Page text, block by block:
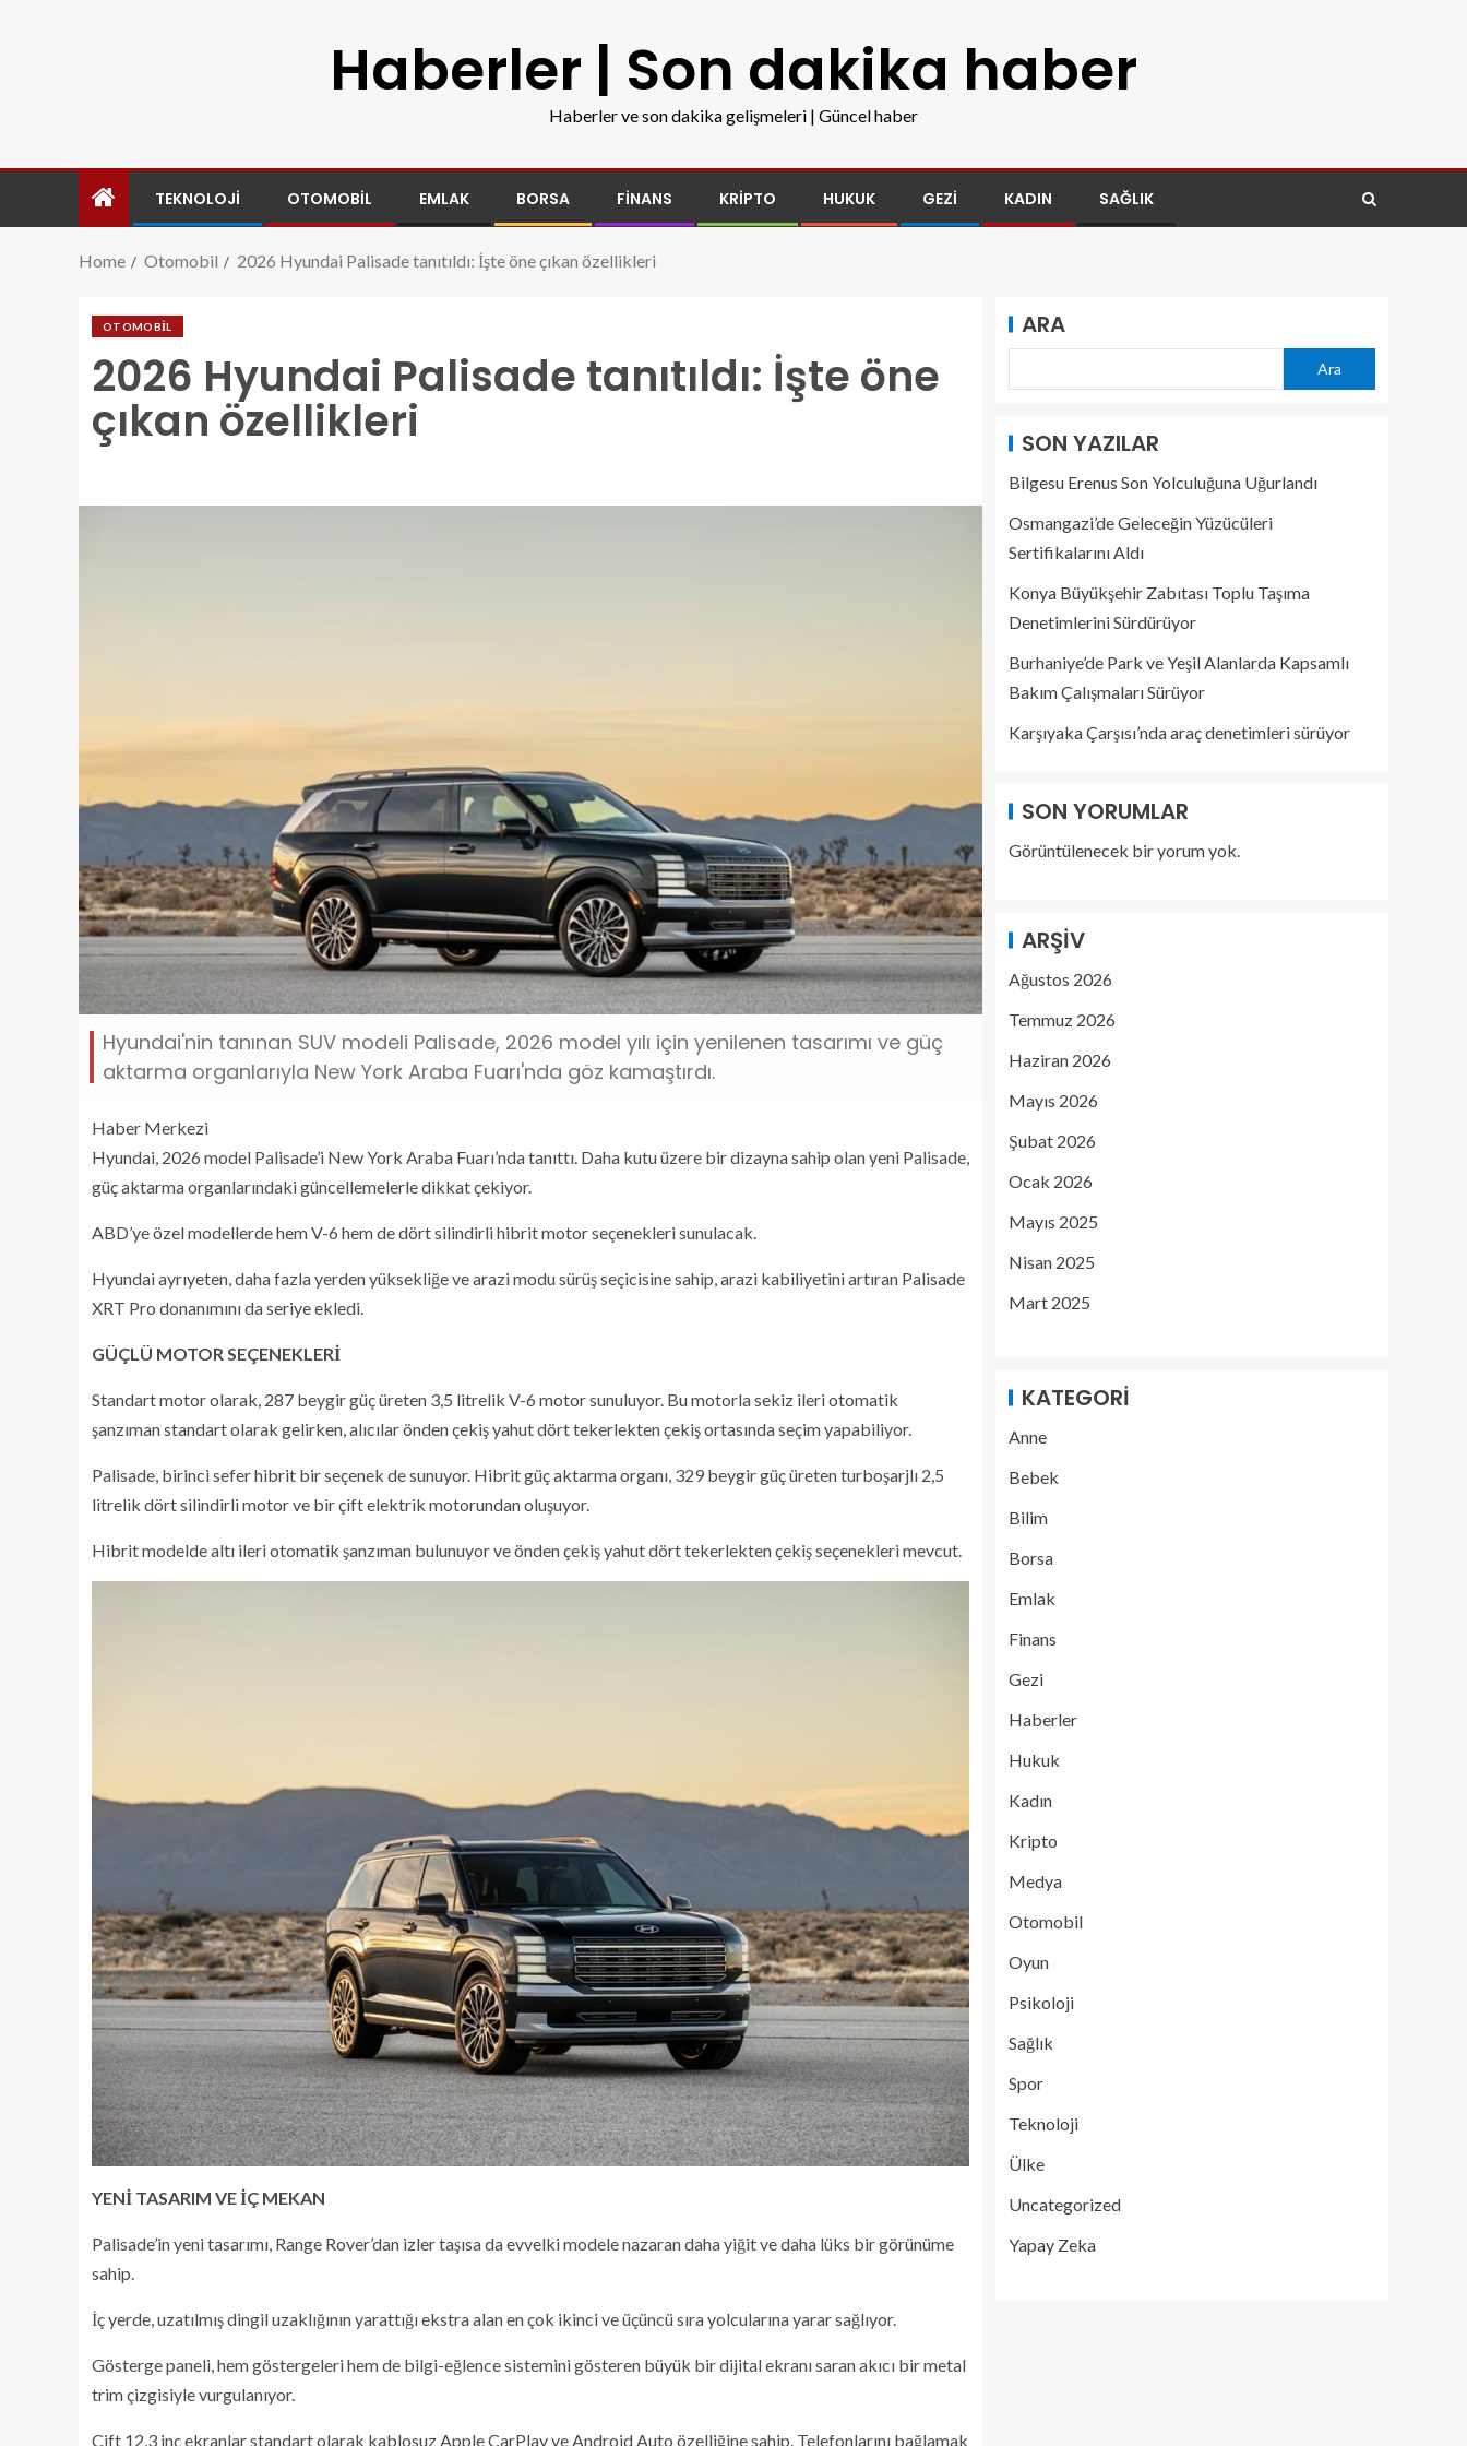
Haberler | Son dakika haber
Haberler ve son dakika gelişmeleri | Güncel haber
TEKNOLOJI OTOMOBIL EMLAK BORSA FINANS KRIPTO HUKUK GEZI KADIN SAĞLIK
Home Otomobil 2026 Hyundai Palisade tanıtıldı: İşte öne çıkan özellikleri
OTOMOBIL
2026 Hyundai Palisade tanıtıldı: İşte öne
çıkan özellikleri
Hyundai'nin tanınan SUV modeli Palisade, 2026 model yılı için yenilenen tasarımı ve güç
aktarma organlarıyla New York Araba Fuarı'nda göz kamaştırdı.
Haber Merkezi
Hyundai, 2026 model Palisade’i New York Araba Fuarı’nda tanıttı. Daha kutu üzere bir dizayna sahip olan yeni Palisade,
güç aktarma organlarındaki güncellemelerle dikkat çekiyor.
ABD’ye özel modellerde hem V-6 hem de dört silindirli hibrit motor seçenekleri sunulacak.
Hyundai ayrıyeten, daha fazla yerden yüksekliğe ve arazi modu sürüş seçicisine sahip, arazi kabiliyetini artıran Palisade
XRT Pro donanımını da seriye ekledi.
GÜÇLÜ MOTOR SEÇENEKLERİ
Standart motor olarak, 287 beygir güç üreten 3,5 litrelik V-6 motor sunuluyor. Bu motorla sekiz ileri otomatik
şanzıman standart olarak gelirken, alıcılar önden çekiş yahut dört tekerlekten çekiş ortasında seçim yapabiliyor.
Palisade, birinci sefer hibrit bir seçenek de sunuyor. Hibrit güç aktarma organı, 329 beygir güç üreten turboşarjlı 2,5
litrelik dört silindirli motor ve bir çift elektrik motorundan oluşuyor.
Hibrit modelde altı ileri otomatik şanzıman bulunuyor ve önden çekiş yahut dört tekerlekten çekiş seçenekleri mevcut.
YENİ TASARIM VE İÇ MEKAN
Palisade’in yeni tasarımı, Range Rover’dan izler taşısa da evvelki modele nazaran daha yiğit ve daha lüks bir görünüme
sahip.
İç yerde, uzatılmış dingil uzaklığının yarattığı ekstra alan en çok ikinci ve üçüncü sıra yolcularına yarar sağlıyor.
Gösterge paneli, hem göstergeleri hem de bilgi-eğlence sistemini gösteren büyük bir dijital ekranı saran akıcı bir metal
trim çizgisiyle vurgulanıyor.
Çift 12,3 inç ekranlar standart olarak kablosuz Apple CarPlay ve Android Auto özelliğine sahip. Telefonlarını bağlamak
ARA
Ara
SON YAZILAR
Bilgesu Erenus Son Yolculuğuna Uğurlandı
Osmangazi’de Geleceğin Yüzücüleri
Sertifikalarını Aldı
Konya Büyükşehir Zabıtası Toplu Taşıma
Denetimlerini Sürdürüyor
Burhaniye’de Park ve Yeşil Alanlarda Kapsamlı
Bakım Çalışmaları Sürüyor
Karşıyaka Çarşısı’nda araç denetimleri sürüyor
SON YORUMLAR
Görüntülenecek bir yorum yok.
ARŞIV
Ağustos 2026
Temmuz 2026
Haziran 2026
Mayıs 2026
Şubat 2026
Ocak 2026
Mayıs 2025
Nisan 2025
Mart 2025
KATEGORI
Anne
Bebek
Bilim
Borsa
Emlak
Finans
Gezi
Haberler
Hukuk
Kadın
Kripto
Medya
Otomobil
Oyun
Psikoloji
Sağlık
Spor
Teknoloji
Ülke
Uncategorized
Yapay Zeka